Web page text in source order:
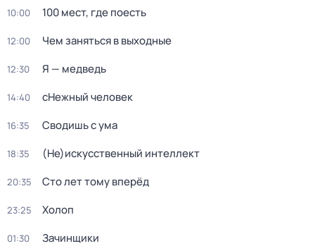
10:00 100 мест, где поесть
12:00 Чем заняться в выходные
12:30 Я — медведь
14:40 сНежный человек
16:35 Сводишь с ума
18:35 (Не)искусственный интеллект
20:35 Сто лет тому вперёд
23:25 Холоп
01:30 Зачинщики